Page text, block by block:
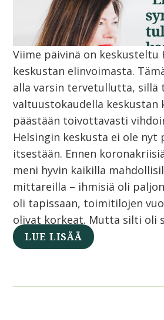
Viime päivinä on keskusteltu
keskustan elinvoimasta.
alla varsin tervetullutta, sillä
valtuustokaudella keskustan
päästään toivottavasti
Helsingin keskusta ei ole nyt
itsestään. Ennen
meni hyvin kaikilla
mittareilla – ihmisiä oli
oli tapissaan, toimitilojen
olivat korkeat. Mutta silti oli
LUE LISÄÄ